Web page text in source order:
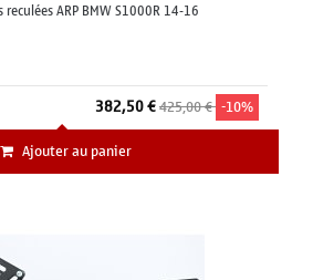
reculées ARP BMW S1000R 14-16
382,50 €425,00 € -10%
Ajouter au panier